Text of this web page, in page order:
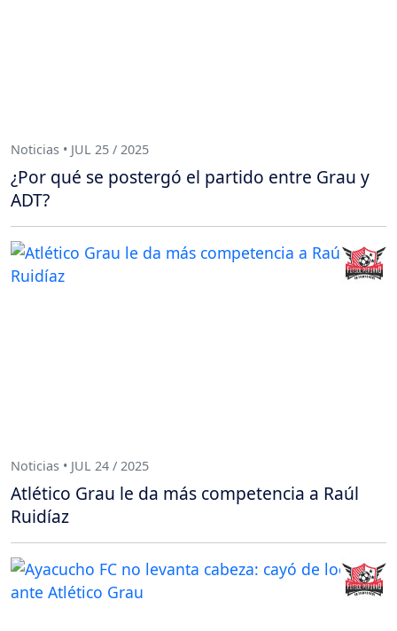
Noticias • JUL 25 / 2025
¿Por qué se postergó el partido entre Grau y
ADT?
Noticias • JUL 24 / 2025
Atlético Grau le da más competencia a Raúl
Ruidíaz